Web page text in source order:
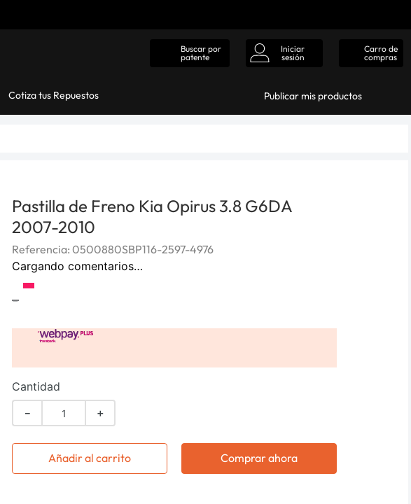
Buscar por
patente
Iniciar
sesión
Carro de
compras
Cotiza tus Repuestos Publicar mis productos
Pastilla de Freno Kia Opirus 3.8 G6DA
2007-2010
Referencia: 0500880SBP116-2597-4976
Cargando comentarios…
-
Cantidad
＋
－
Añadir al carrito Comprar ahora